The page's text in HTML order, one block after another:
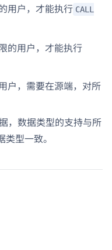
用户，才能执行 CALL
的用户，才能执行
户，需要在源端，对所
，数据类型的支持与所
型一致。